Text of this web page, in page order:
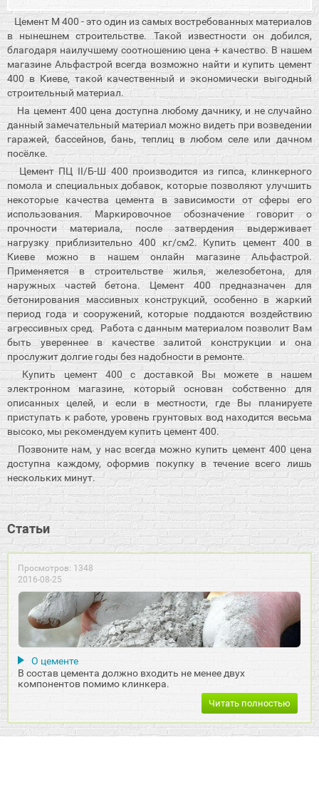
Цемент М 400 - это один из самых востребованных материалов
в нынешнем строительстве. Такой известности он добился,
благодаря наилучшему соотношению цена + качество. В нашем
магазине Альфастрой всегда возможно найти и купить цемент
400 в Киеве, такой качественный и экономически выгодный
строительный материал.
На цемент 400 цена доступна любому дачнику, и не случайно
данный замечательный материал можно видеть при возведении
гаражей, бассейнов, бань, теплиц в любом селе или дачном
посёлке.
Цемент ПЦ II/Б-Ш 400 производится из гипса, клинкерного
помола и специальных добавок, которые позволяют улучшить
некоторые качества цемента в зависимости от сферы его
использования. Маркировочное обозначение говорит о
прочности материала, после затвердения выдерживает
нагрузку приблизительно 400 кг/см2. Купить цемент 400 в
Киеве можно в нашем онлайн магазине Альфастрой.
Применяется в строительстве жилья, железобетона, для
наружных частей бетона. Цемент 400 предназначен для
бетонирования массивных конструкций, особенно в жаркий
период года и сооружений, которые поддаются воздействию
агрессивных сред. Работа с данным материалом позволит Вам
быть увереннее в качестве залитой конструкции и она
прослужит долгие годы без надобности в ремонте.
Купить цемент 400 с доставкой Вы можете в нашем
электронном магазине, который основан собственно для
описанных целей, и если в местности, где Вы планируете
приступать к работе, уровень грунтовых вод находится весьма
высоко, мы рекомендуем купить цемент 400.
Позвоните нам, у нас всегда можно купить цемент 400 цена
доступна каждому, оформив покупку в течение всего лишь
нескольких минут.
Статьи
Просмотров: 1348
2016-08-25
О цементе
В состав цемента должно входить не менее двух
компонентов помимо клинкера.
Читать полностью